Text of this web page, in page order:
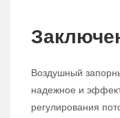
Воздушный
надежное и
регулирования